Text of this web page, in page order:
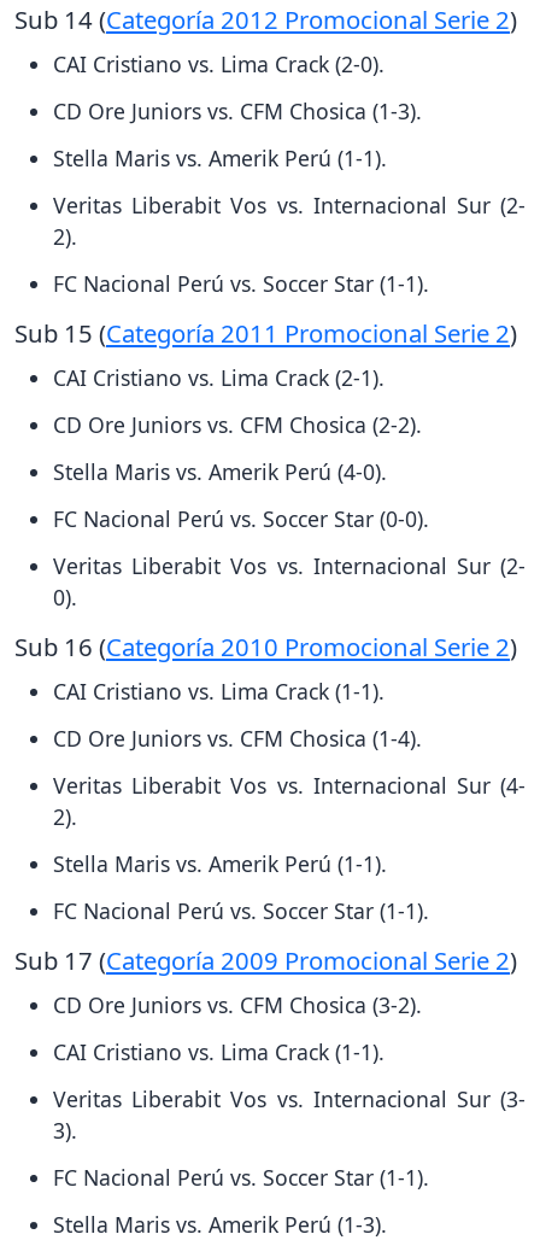
Sub 14 (Categoría 2012 Promocional Serie 2)
CAI Cristiano vs. Lima Crack (2-0).
CD Ore Juniors vs. CFM Chosica (1-3).
Stella Maris vs. Amerik Perú (1-1).
Veritas Liberabit Vos vs. Internacional Sur (2-
2).
FC Nacional Perú vs. Soccer Star (1-1).
Sub 15 (Categoría 2011 Promocional Serie 2)
CAI Cristiano vs. Lima Crack (2-1).
CD Ore Juniors vs. CFM Chosica (2-2).
Stella Maris vs. Amerik Perú (4-0).
FC Nacional Perú vs. Soccer Star (0-0).
Veritas Liberabit Vos vs. Internacional Sur (2-
0).
Sub 16 (Categoría 2010 Promocional Serie 2)
CAI Cristiano vs. Lima Crack (1-1).
CD Ore Juniors vs. CFM Chosica (1-4).
Veritas Liberabit Vos vs. Internacional Sur (4-
2).
Stella Maris vs. Amerik Perú (1-1).
FC Nacional Perú vs. Soccer Star (1-1).
Sub 17 (Categoría 2009 Promocional Serie 2)
CD Ore Juniors vs. CFM Chosica (3-2).
CAI Cristiano vs. Lima Crack (1-1).
Veritas Liberabit Vos vs. Internacional Sur (3-
3).
FC Nacional Perú vs. Soccer Star (1-1).
Stella Maris vs. Amerik Perú (1-3).